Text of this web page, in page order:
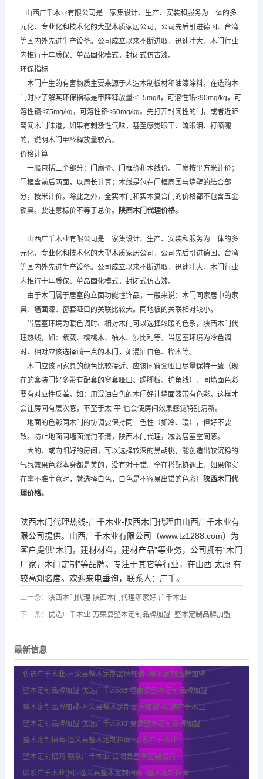
山西广千木业有限公司是一家集设计、生产、安装和服务为一体的多
元化、专业化和技术化的大型木质家居公司，公司先后引进德国、台湾
等国内外先进生产设备。公司成立以来不断进取，迅速壮大，木门行业
内推行十年质保、单品固化模式，封闭式仿古漆。
环保指标
木门产生的有害物质主要来源于人造木制板材和油漆涂料。在选购木
门时应了解其环保指标是甲醛释放量≤1.5mg/l，可溶性铅≤90mg/kg，可
溶性镉≤75mg/kg，可溶性铬≤60mg/kg。先打开封闭性的门，或者近距
离闻木门味道，如果有刺激性气味，甚至感觉眼干、流眼泪、打喷嚏
的，说明木门甲醛释放量较高。
价格计算
一般包括三个部分：门扇价、门框价和木线价。门扇按平方米计价；
门框含前后两面，以周长计算；木线是包在门框周围与墙壁的结合部
分，按米计价。除此之外，全实木门和实木复合门的价格都不包含五金
锁具。要注意标价不等于总价。
陕西木门代理价格。
山西广千木业有限公司是一家集设计、生产、安装和服务为一体的多
元化、专业化和技术化的大型木质家居公司，公司先后引进德国、台湾
等国内外先进生产设备。公司成立以来不断进取，迅速壮大，木门行业
内推行十年质保、单品固化模式，封闭式仿古漆。
由于木门属于居室的立面功能性饰品，一般来说：木门同家居中的家
具、墙面漆、窗套哑口的关联比较大。同地板的关联相对较小。
当居室环境为暖色调时、相对木门可以选择较暖的色系，陕西木门代
理热线，如：紫葳、樱桃木、柚木、沙比利等。当居室环境为冷色调
时、相对应该选择浅一点的木门，如混油白色、桦木等。
木门应该同家具的颜色比较接近、应该同窗套哑口尽量保持一致（现
在的套装门好多带有配套的窗套哑口、踢脚板、护角线）、同墙面色彩
要有对应性反差。如：用混油白色的木门好让墙面漆带有色彩。这样才
会让房间有层次感，不至于太“平”也会使房间效果感觉特别清新。
地面的色彩同木门的协调要保持同一色性（如冷、暖），但好不要一
致。防止地面同墙面混沌不清，陕西木门代理，减弱居室空间感。
大的、或向阳好的房间，可以选择较深的黑胡桃，能创造出较沉稳的
气氛效果色彩本身都是美的，没有对于错。全在搭配协调上，如果你实
在拿不准主意时，就选择白色，白色是不容易出错的色彩！
陕西木门代
理价格。
陕西木门代理热线-广千木业-陕西木门代理由山西广千木业有
限公司提供。山西广千木业有限公司（www.tz1288.com）为
客户提供“木门，建材材料，建材产品”等业务，公司拥有“木门
厂家，木门定制”等品牌。专注于其它等行业，在山西 太原 有
较高知名度。欢迎来电垂询，联系人：广千。
上一条： 陕西木门代理-陕西木门代理哪家好-广千木业
下一条： 优选广千木业-万荣县整木定制品牌加盟 -整木定制品牌加盟
最新信息
优选广千木业-万荣县整木定制品牌加盟 -整木定制品牌加盟
整木定制品牌加盟-优选广千wood-垣曲县整木定制品牌加盟
整木定制品牌加盟-万荣县整木定制品牌加盟 -优选广千木业
整木定制品牌加盟-优选广千wood-夏县整木定制品牌加盟
整木定制招商-潼关县整木定制招商 -联系广千木业
整木定制招商-联系广千木业-合阳县整木定制招商
联系广千木业(图)-潼关县整木定制招商 -整木定制招商